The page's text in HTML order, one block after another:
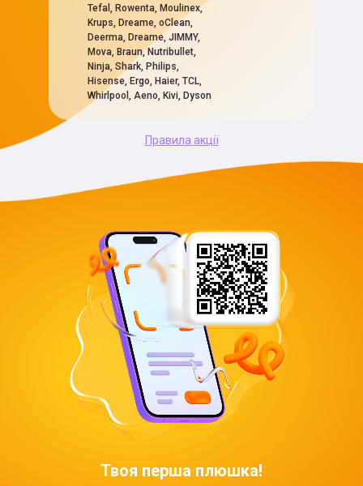
Tefal, Rowenta, Moulinex,
Krups, Dreame, oClean,
Deerma, Dreame, JIMMY,
Mova, Braun, Nutribullet,
Ninja, Shark, Philips,
Hisense, Ergo, Haier, TCL,
Whirlpool, Aeno, Kivi, Dyson
Правила акції
Твоя перша плюшка!